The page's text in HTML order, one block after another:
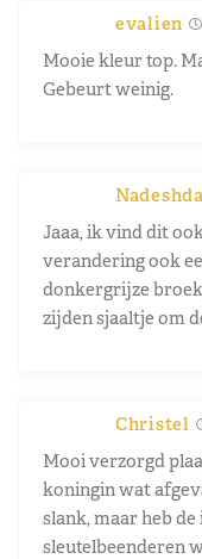
evalien
Mooie kleur top.
Gebeurt weinig.
Nadeshda
Jaaa, ik vind dit
verandering ook
donkergrijze
zijden sjaaltje om
Christel
Mooi verzorgd
koningin wat
slank, maar heb
sleutelbeenderen